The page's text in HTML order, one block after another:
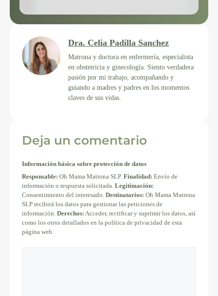
Dra. Celia Padilla Sanchez
Matrona y doctora en enfermería, especialista
en obstetricia y ginecología. Siento verdadera
pasión por mi trabajo, acompañando y
guiando a madres y padres en los momentos
claves de sus vidas.
Deja un comentario
Información básica sobre protección de datos
Responsable: Oh Mama Matrona SLP. Finalidad: Envío de
información o respuesta solicitada. Legitimación:
Consentimiento del interesado. Destinatarios: Oh Mama Matrona
SLP recibirá los datos para gestionar las peticiones de
información. Derechos: Acceder, rectificar y suprimir los datos, así
como los otros detallados en la política de privacidad de esta
página web.